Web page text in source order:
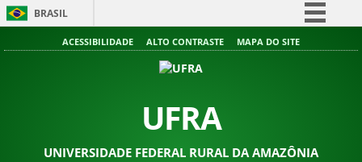
BRASIL
Simplifique!
Acesso à informação
ACESSIBILIDADE ALTO CONTRASTE MAPA DO SITE
UFRA
UNIVERSIDADE FEDERAL RURAL DA AMAZÔNIA